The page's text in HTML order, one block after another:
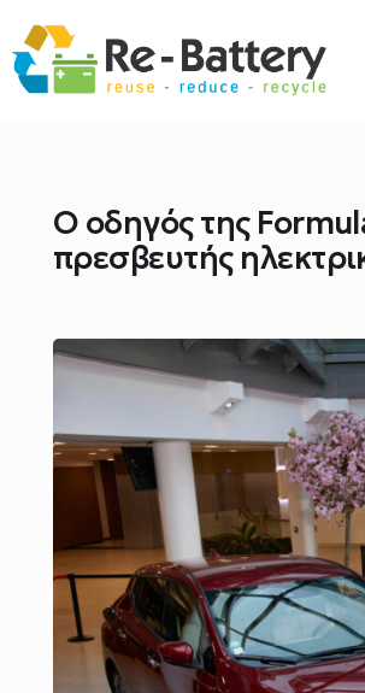
Ο οδηγός της
πρεσβευτής